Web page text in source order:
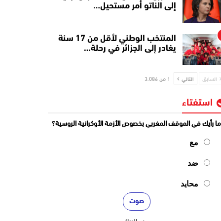
إلى الناتو أمر مستحيل…
المنتخب الوطني لأقل من 17 سنة
يغادر إلى الجزائر في رحلة…
السابق التالي 1 من 3٬086
استفتاء
ما رأيك في الموقف المغربي بخصوص الأزمة الأوكرانية الروسية؟
مع
ضد
محايد